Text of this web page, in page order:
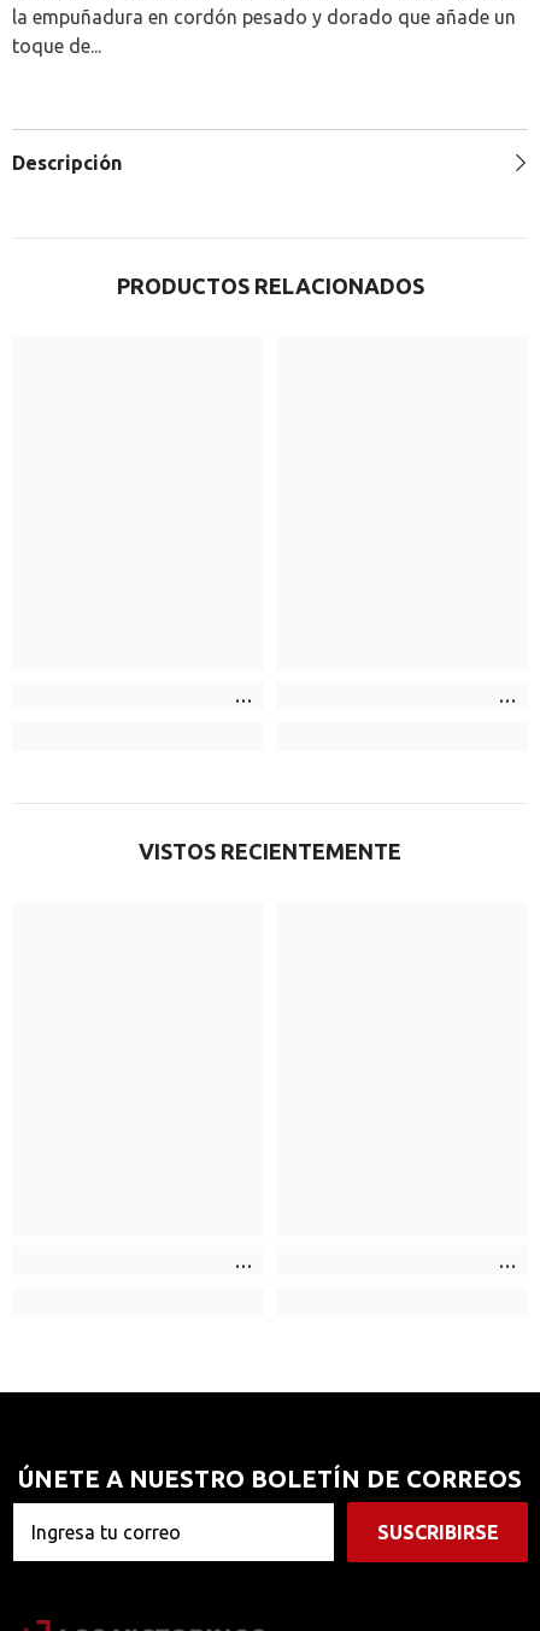
la empuñadura en cordón pesado y dorado que añade un
toque de...
Descripción
PRODUCTOS RELACIONADOS
VISTOS RECIENTEMENTE
ÚNETE A NUESTRO BOLETÍN DE CORREOS
SUSCRIBIRSE